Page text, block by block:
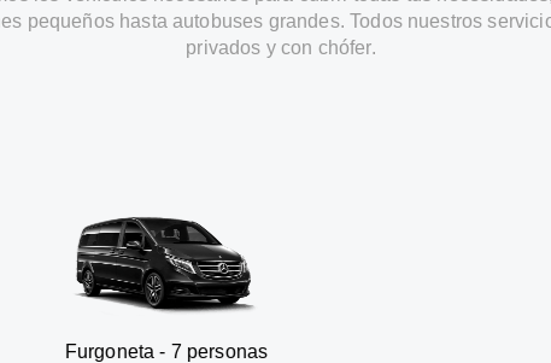
pequeños hasta autobuses grandes. Todos nuestros
privados y con chófer.
- 7 personas SUV -